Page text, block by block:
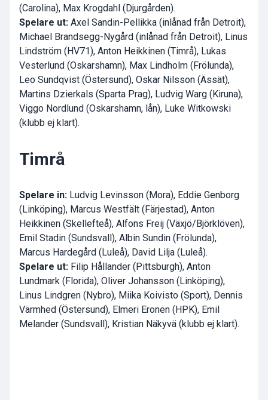
(Carolina), Max Krogdahl (Djurgården).
Spelare ut: Axel Sandin-Pellikka (inlånad från Detroit),
Michael Brandsegg-Nygård (inlånad från Detroit), Linus
Lindström (HV71), Anton Heikkinen (Timrå), Lukas
Vesterlund (Oskarshamn), Max Lindholm (Frölunda),
Leo Sundqvist (Östersund), Oskar Nilsson (Ässät),
Martins Dzierkals (Sparta Prag), Ludvig Warg (Kiruna),
Viggo Nordlund (Oskarshamn, lån), Luke Witkowski
(klubb ej klart).
Timrå
Spelare in: Ludvig Levinsson (Mora), Eddie Genborg
(Linköping), Marcus Westfält (Färjestad), Anton
Heikkinen (Skellefteå), Alfons Freij (Växjö/Björklöven),
Emil Stadin (Sundsvall), Albin Sundin (Frölunda),
Marcus Hardegård (Luleå), David Lilja (Luleå).
Spelare ut: Filip Hållander (Pittsburgh), Anton
Lundmark (Florida), Oliver Johansson (Linköping),
Linus Lindgren (Nybro), Miika Koivisto (Sport), Dennis
Värmhed (Östersund), Elmeri Eronen (HPK), Emil
Melander (Sundsvall), Kristian Näkyvä (klubb ej klart).